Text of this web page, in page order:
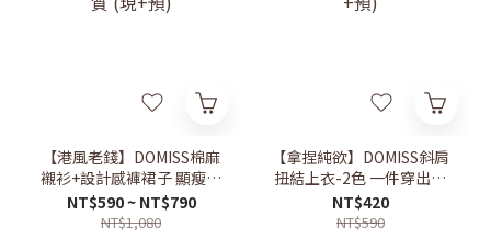
【港風老錢】DOMISS棉麻
襯衫+設計感褲裙子 顯瘦套
裝 白襯衫 高級感穿搭 氣質
(現+預)
NT$590 ~ NT$790
NT$1,080
【拿捏純欲】DOMISS斜肩
扭結上衣-2色 一件穿出溫
柔感 顯瘦露肩 約會穿搭(現
+預)
NT$420
NT$590